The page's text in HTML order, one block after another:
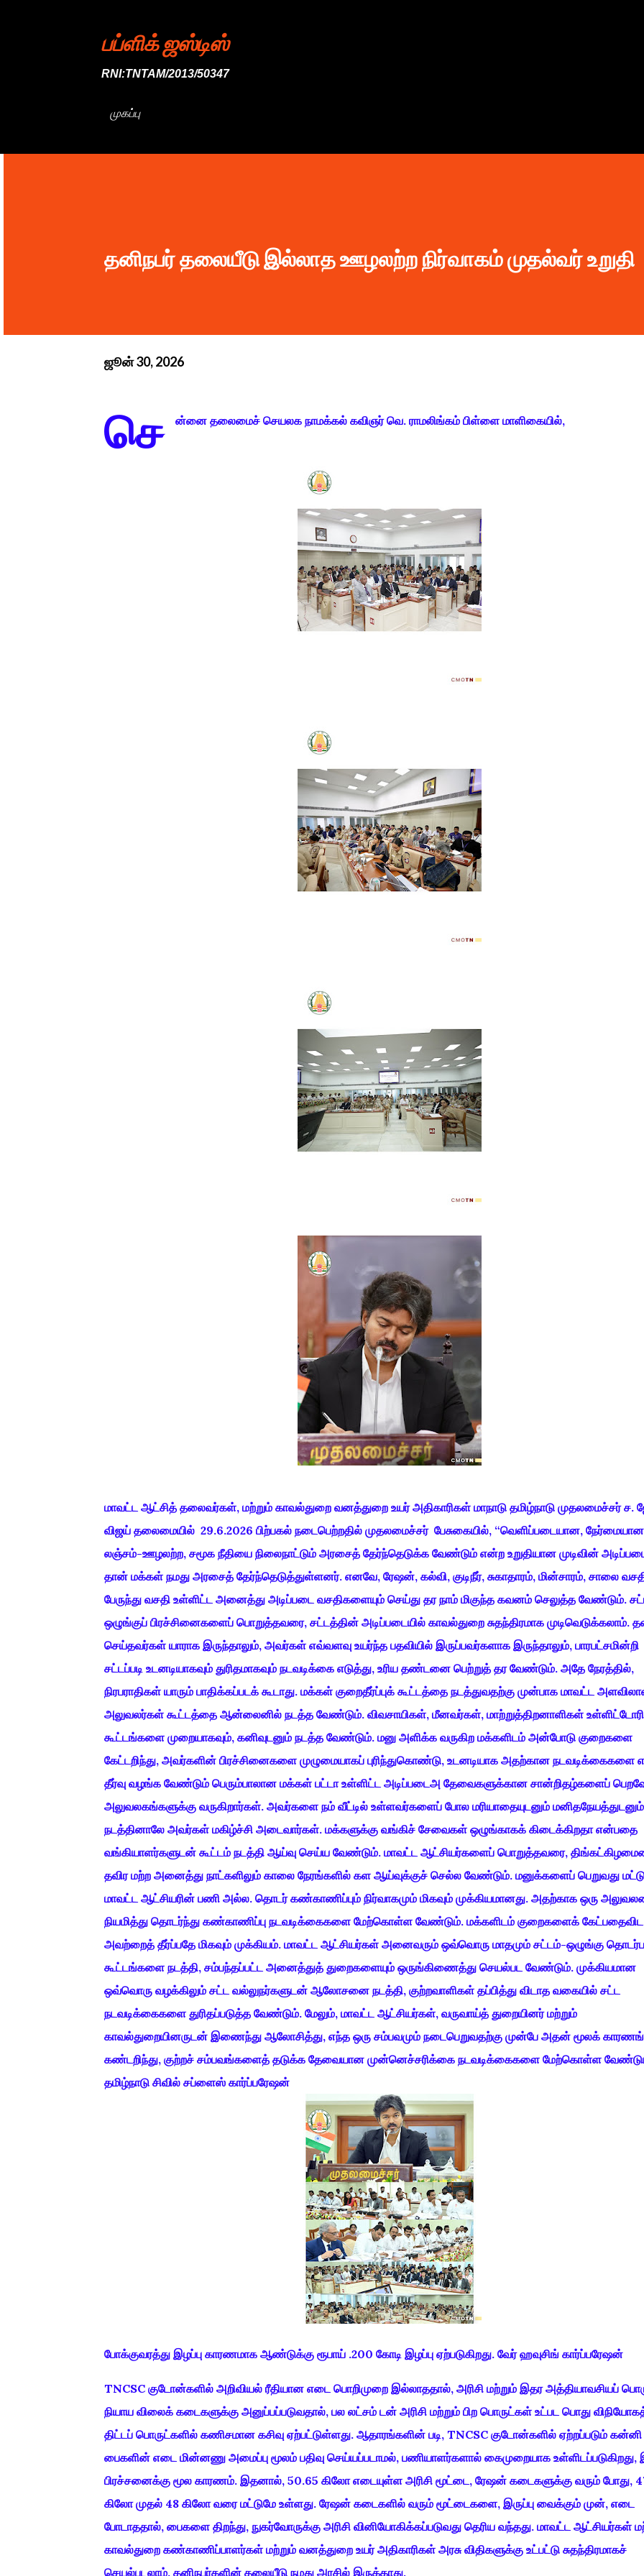
பப்ளிக் ஜஸ்டிஸ்
RNI:TNTAM/2013/50347
முகப்பு
தனிநபர் தலையீடு இல்லாத ஊழலற்ற நிர்வாகம் முதல்வர் உறுதி
ஜூன் 30, 2026
செ ன்னை தலைமைச் செயலக நாமக்கல் கவிஞர் வெ. ராமலிங்கம் பிள்ளை மாளிகையில்,
மாவட்ட ஆட்சித் தலைவர்கள், மற்றும் காவல்துறை வனத்துறை உயர் அதிகாரிகள் மாநாடு தமிழ்நாடு முதலமைச்சர் ச.
விஜய் தலைமையில் 29.6.2026 பிற்பகல் நடைபெற்றதில் முதலமைச்சர் பேசுகையில், “வெளிப்படையான,
லஞ்சம்-ஊழலற்ற, சமூக நீதியை நிலைநாட்டும் அரசைத் தேர்ந்தெடுக்க வேண்டும் என்ற உறுதியான முடிவின்
தான் மக்கள் நமது அரசைத் தேர்ந்தெடுத்துள்ளனர். எனவே, ரேஷன், கல்வி, குடிநீர், சுகாதாரம், மின்சாரம், சாலை
பேருந்து வசதி உள்ளிட்ட அனைத்து அடிப்படை வசதிகளையும் செய்து தர நாம் மிகுந்த கவனம் செலுத்த வேண்டும்.
ஒழுங்குப் பிரச்சினைகளைப் பொறுத்தவரை, சட்டத்தின் அடிப்படையில் காவல்துறை சுதந்திரமாக முடிவெடுக்கலாம்.
செய்தவர்கள் யாராக இருந்தாலும், அவர்கள் எவ்வளவு உயர்ந்த பதவியில் இருப்பவர்களாக இருந்தாலும், பாரபட்சமின்றி
சட்டப்படி உடனடியாகவும் துரிதமாகவும் நடவடிக்கை எடுத்து, உரிய தண்டனை பெற்றுத் தர வேண்டும். அதே நேரத்தில்,
நிரபராதிகள் யாரும் பாதிக்கப்படக் கூடாது. மக்கள் குறைதீர்ப்புக் கூட்டத்தை நடத்துவதற்கு முன்பாக மாவட்ட
அலுவலர்கள் கூட்டத்தை ஆன்லைனில் நடத்த வேண்டும். விவசாயிகள், மீனவர்கள், மாற்றுத்திறனாளிகள்
கூட்டங்களை முறையாகவும், கனிவுடனும் நடத்த வேண்டும். மனு அளிக்க வருகிற மக்களிடம் அன்போடு குறைகளை
கேட்டறிந்து, அவர்களின் பிரச்சினைகளை முழுமையாகப் புரிந்துகொண்டு, உடனடியாக அதற்கான நடவடிக்கைகளை
தீர்வு வழங்க வேண்டும் பெரும்பாலான மக்கள் பட்டா உள்ளிட்ட அடிப்படைஅ தேவைகளுக்கான சான்றிதழ்களைப்
அலுவலகங்களுக்கு வருகிறார்கள். அவர்களை நம் வீட்டில் உள்ளவர்களைப் போல மரியாதையுடனும் மனிதநேயத்துடனும்
நடத்தினாலே அவர்கள் மகிழ்ச்சி அடைவார்கள். மக்களுக்கு வங்கிச் சேவைகள் ஒழுங்காகக் கிடைக்கிறதா என்பதை
வங்கியாளர்களுடன் கூட்டம் நடத்தி ஆய்வு செய்ய வேண்டும். மாவட்ட ஆட்சியர்களைப் பொறுத்தவரை,
தவிர மற்ற அனைத்து நாட்களிலும் காலை நேரங்களில் கள ஆய்வுக்குச் செல்ல வேண்டும். மனுக்களைப் பெறுவது
மாவட்ட ஆட்சியரின் பணி அல்ல. தொடர் கண்காணிப்பும் நிர்வாகமும் மிகவும் முக்கியமானது. அதற்காக ஒரு
நியமித்து தொடர்ந்து கண்காணிப்பு நடவடிக்கைகளை மேற்கொள்ள வேண்டும். மக்களிடம் குறைகளைக்
அவற்றைத் தீர்ப்பதே மிகவும் முக்கியம். மாவட்ட ஆட்சியர்கள் அனைவரும் ஒவ்வொரு மாதமும் சட்டம்-ஒழுங்கு
கூட்டங்களை நடத்தி, சம்பந்தப்பட்ட அனைத்துத் துறைகளையும் ஒருங்கிணைத்து செயல்பட வேண்டும். முக்கியமான
ஒவ்வொரு வழக்கிலும் சட்ட வல்லுநர்களுடன் ஆலோசனை நடத்தி, குற்றவாளிகள் தப்பித்து விடாத வகையில் சட்ட
நடவடிக்கைகளை துரிதப்படுத்த வேண்டும். மேலும், மாவட்ட ஆட்சியர்கள், வருவாய்த் துறையினர் மற்றும்
காவல்துறையினருடன் இணைந்து ஆலோசித்து, எந்த ஒரு சம்பவமும் நடைபெறுவதற்கு முன்பே அதன் மூலக்
கண்டறிந்து, குற்றச் சம்பவங்களைத் தடுக்க தேவையான முன்னெச்சரிக்கை நடவடிக்கைகளை மேற்கொள்ள
தமிழ்நாடு சிவில் சப்ளைஸ் கார்ப்பரேஷன்
போக்குவரத்து இழப்பு காரணமாக ஆண்டுக்கு ரூபாய் .200 கோடி இழப்பு ஏற்படுகிறது. வேர் ஹவுசிங் கார்ப்பரேஷன்
TNCSC குடோன்களில் அறிவியல் ரீதியான எடை பொறிமுறை இல்லாததால், அரிசி மற்றும் இதர அத்தியாவசியப்
நியாய விலைக் கடைகளுக்கு அனுப்பப்படுவதால், பல லட்சம் டன் அரிசி மற்றும் பிற பொருட்கள் உட்பட பொது
திட்டப் பொருட்களில் கணிசமான கசிவு ஏற்பட்டுள்ளது. ஆதாரங்களின் படி, TNCSC குடோன்களில் ஏற்றப்படும் கன்னி
பைகளின் எடை மின்னணு அமைப்பு மூலம் பதிவு செய்யப்படாமல், பணியாளர்களால் கைமுறையாக உள்ளிடப்படுகிறது,
பிரச்சனைக்கு மூல காரணம். இதனால், 50.65 கிலோ எடையுள்ள அரிசி மூட்டை, ரேஷன் கடைகளுக்கு வரும் போது,
கிலோ முதல் 48 கிலோ வரை மட்டுமே உள்ளது. ரேஷன் கடைகளில் வரும் மூட்டைகளை, இருப்பு வைக்கும் முன், எடை
போடாததால், பைகளை திறந்து, நுகர்வோருக்கு அரிசி வினியோகிக்கப்படுவது தெரிய வந்தது. மாவட்ட ஆட்சியர்கள்
காவல்துறை கண்காணிப்பாளர்கள் மற்றும் வனத்துறை உயர் அதிகாரிகள் அரசு விதிகளுக்கு உட்பட்டு சுதந்திரமாகச்
செயல்படலாம். தனிநபர்களின் தலையீடு நமது அரசில் இருக்காது,